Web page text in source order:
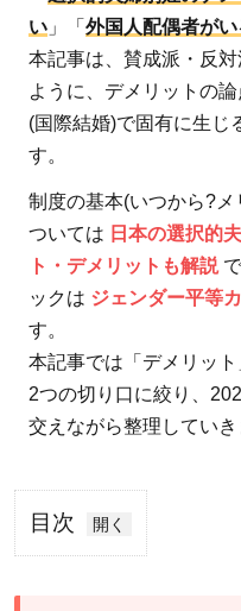
い 」「 外国人配偶者が
本記事は、賛成派・反
ように、デメリットの
(国際結婚)で固有に生じ
す。
制度の基本(いつから?
ついては 日本の選択的
ト・デメリットも解説
ックは ジェンダー平等
す。
本記事では「デメリッ
2つの切り口に絞り、
交えながら整理していき
目次
1